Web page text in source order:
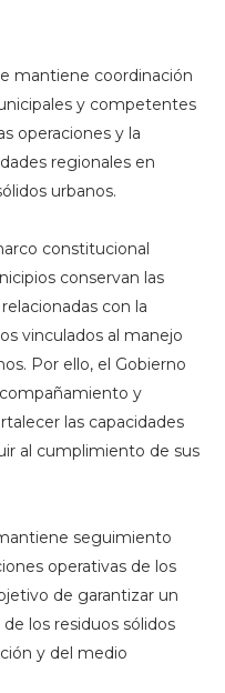
mantiene coordinación
y competentes
operaciones y la
regionales en
urbanos.
constitucional
conservan las
con la
vinculados al manejo
Por ello, el Gobierno
y
las capacidades
al cumplimiento de sus
seguimiento
operativas de los
de garantizar un
los residuos sólidos
y del medio